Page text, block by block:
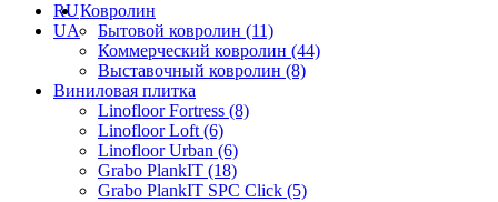
RU
UA
Ковролин
Бытовой ковролин (11)
Коммерческий ковролин (44)
Выставочный ковролин (8)
Виниловая плитка
Linofloor Fortress (8)
Linofloor Loft (6)
Linofloor Urban (6)
Grabo PlankIT (18)
Grabo PlankIT SPC Click (5)